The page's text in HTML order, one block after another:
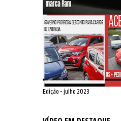
Edição - julho 2023